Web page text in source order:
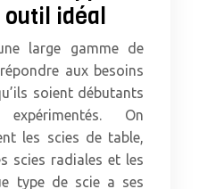
outil idéal
large gamme de
aux besoins
soient débutants
On
les scies de table,
scies radiales et les
type de scie a ses